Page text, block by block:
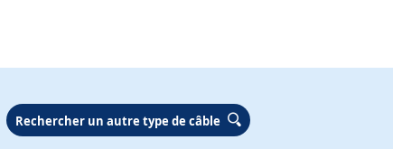
Rechercher un autre type de câble